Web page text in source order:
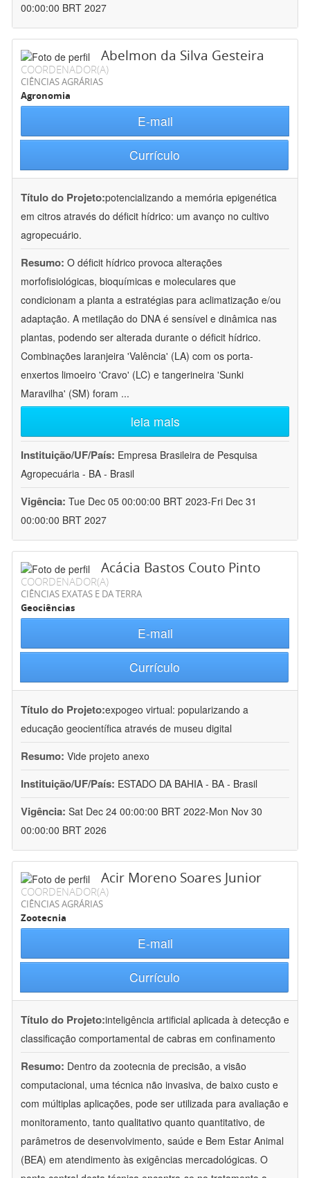
00:00:00 BRT 2027
Abelmon da Silva Gesteira
COORDENADOR(A)
CIÊNCIAS AGRÁRIAS
Agronomia
E-mail
Currículo
Título do Projeto:potencializando a memória epigenética
em citros através do déficit hídrico: um avanço no cultivo
agropecuário.
Resumo: O déficit hídrico provoca alterações
morfofisiológicas, bioquímicas e moleculares que
condicionam a planta a estratégias para aclimatização e/ou
adaptação. A metilação do DNA é sensível e dinâmica nas
plantas, podendo ser alterada durante o déficit hídrico.
Combinações laranjeira 'Valência' (LA) com os porta-
enxertos limoeiro 'Cravo' (LC) e tangerineira 'Sunki
Maravilha' (SM) foram ...
leia mais
Instituição/UF/País: Empresa Brasileira de Pesquisa
Agropecuária - BA - Brasil
Vigência: Tue Dec 05 00:00:00 BRT 2023-Fri Dec 31
00:00:00 BRT 2027
Acácia Bastos Couto Pinto
COORDENADOR(A)
CIÊNCIAS EXATAS E DA TERRA
Geociências
E-mail
Currículo
Título do Projeto:expogeo virtual: popularizando a
educação geocientífica através de museu digital
Resumo: Vide projeto anexo
Instituição/UF/País: ESTADO DA BAHIA - BA - Brasil
Vigência: Sat Dec 24 00:00:00 BRT 2022-Mon Nov 30
00:00:00 BRT 2026
Acir Moreno Soares Junior
COORDENADOR(A)
CIÊNCIAS AGRÁRIAS
Zootecnia
E-mail
Currículo
Título do Projeto:inteligência artificial aplicada à detecção e
classificação comportamental de cabras em confinamento
Resumo: Dentro da zootecnia de precisão, a visão
computacional, uma técnica não invasiva, de baixo custo e
com múltiplas aplicações, pode ser utilizada para avaliação e
monitoramento, tanto qualitativo quanto quantitativo, de
parâmetros de desenvolvimento, saúde e Bem Estar Animal
(BEA) em atendimento às exigências mercadológicas. O